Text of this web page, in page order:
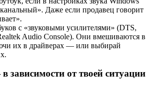
Даже если продавец говорит
с «звуковыми усилителями» (DTS,
Audio Console). Они вмешиваются в
их в драйверах — или выбирай
зависимости от твоей ситуации